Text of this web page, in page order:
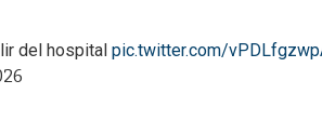
del hospital pic.twitter.com/